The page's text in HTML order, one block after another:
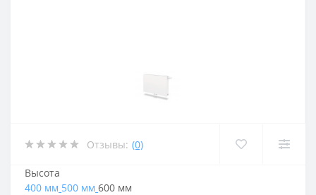
Отзывы: (0)
Высота
400 мм 500 мм 600 мм